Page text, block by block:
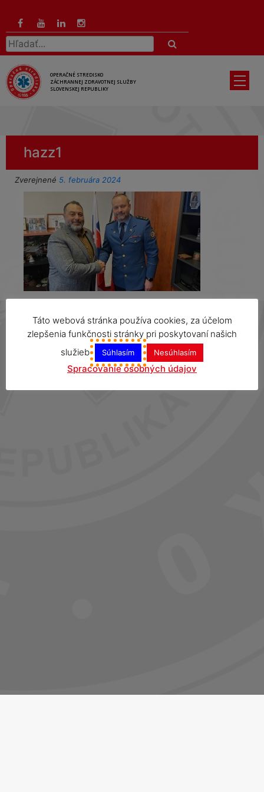
hlavný
obsah
Hľadať:
OPERAČNÉ STREDISKO
ZÁCHRANNEJ ZDRAVOTNEJ SLUŽBY
SLOVENSKEJ REPUBLIKY
hazz1
Zverejnené 5. februára 2024
Táto webová stránka používa cookies, za účelom
zlepšenia funkčnosti stránky pri poskytovaní našich
služieb
Súhlasím Nesúhlasím
Spracovanie osobných údajov